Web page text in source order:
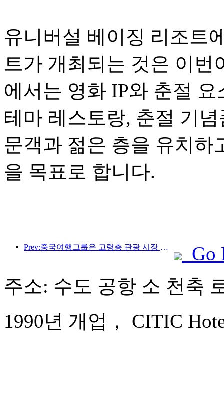
유니버설 베이징 리조트
트가 개최되는 것은 이
에서는 영화 IP와 춘절
테마 레스토랑, 춘절 기
문객과 젊은 층을 유치하
을 목표로 합니다.
Prev:중국여행그룹은 고령층 관광 시장 진출을 위해 '차이나 트래블 굿 타임즈(China Travel Good Times)' 브랜드를 론칭했다.
Go
주소: 수도 공항 소 천축
1990년 개업， CITIC